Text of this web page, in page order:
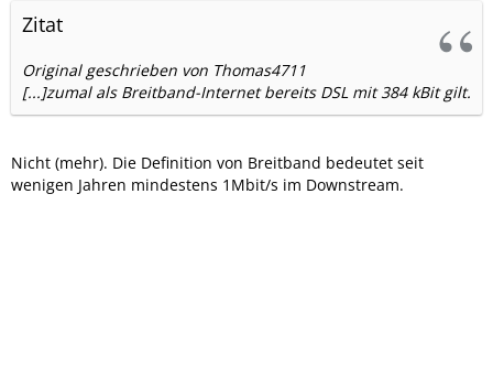
Zitat
Original geschrieben von Thomas4711
[...]zumal als Breitband-Internet bereits DSL mit 384 kBit gilt.
Nicht (mehr). Die Definition von Breitband bedeutet seit
wenigen Jahren mindestens 1Mbit/s im Downstream.